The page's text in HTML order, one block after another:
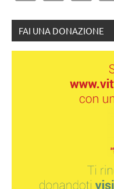
FAI UNA DONAZIONE